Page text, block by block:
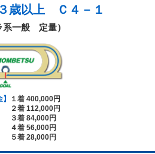
３歳以上 Ｃ４－１
系一般 定量）
１着 400,000円
２着 112,000円
３着 84,000円
４着 56,000円
５着 28,000円